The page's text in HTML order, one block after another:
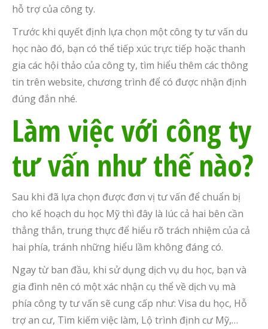
hỗ trợ của công ty.
Trước khi quyết định lựa chọn một công ty tư vấn du
học nào đó, bạn có thể tiếp xúc trực tiếp hoặc thanh
gia các hội thảo của công ty, tìm hiểu thêm các thông
tin trên website, chương trình để có được nhận định
đúng đắn nhé.
Làm việc với công ty
tư vấn như thế nào?
Sau khi đã lựa chọn được đơn vị tư vấn để chuẩn bị
cho kế hoạch du học Mỹ thì đây là lúc cả hai bên cần
thẳng thắn, trung thực để hiểu rõ trách nhiệm của cả
hai phía, tránh những hiểu lầm không đáng có.
Ngay từ ban đầu, khi sử dụng dịch vụ du học, bạn và
gia đình nên có một xác nhận cụ thể về dịch vụ mà
phía công ty tư vấn sẽ cung cấp như: Visa du học, Hỗ
trợ an cư, Tìm kiếm việc làm, Lộ trình định cư Mỹ,…